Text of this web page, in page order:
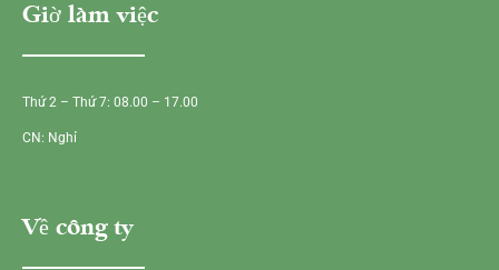
Giờ làm việc
Thứ 2 – Thứ 7: 08.00 – 17.00
CN: Nghỉ
Về công ty